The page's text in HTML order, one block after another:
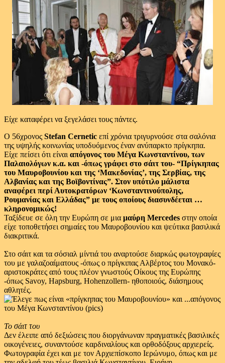
Είχε καταφέρει να ξεγελάσει τους πάντες.
Ο 56χρονος Stefan Cernetic επί χρόνια τριγυρνούσε στα σαλόνια
της υψηλής κοινωνίας υποδυόμενος έναν ανύπαρκτο πρίγκηπα.
Είχε πείσει ότι είναι απόγονος του Μέγα Κωνσταντίνου, των
Παλαιολόγων κ.α. και -όπως γράφει στο σάιτ του- “Πρίγκηπας
του Μαυροβουνίου και της ‘Μακεδονίας’, της Σερβίας, της
Αλβανίας και της Βοϊβοντίνας”. Στον υπότιλο μάλιστα
αναφέρει περί Αυτοκρατόρων ‘Κωνσταντινούπολης,
Ρουμανίας και Ελλάδας” με τους οποίους διασυνδέεται …
κληρονομικώς!
Ταξίδευε σε όλη την Ευρώπη σε μια μαύρη Mercedes στην οποία
είχε τοποθετήσει σημαίες του Μαυροβουνίου και ψεύτικα βασιλικά
διακριτικά.
Στο σάιτ και τα σόσιαλ μίντιά του αναρτούσε διαρκώς φωτογραφίες
του με γαλαζοαίματους -όπως ο πρίγκιπας Αλβέρτος του Μονακό-
αριστοκράτες από τους πλέον γνωστούς Οίκους της Ευρώπης
-όπως Savoy, Hapsburg, Hohenzollern- ηθοποιούς, διάσημους
αθλητές.
Το σάιτ του
Δεν έλειπε από δεξιώσεις που διοργάνωναν πραγματικές βασιλικές
οικογένειες, συναντούσε καρδιναλίους και ορθοδόξους αρχιερείς.
Φωτογραφία έχει και με τον Αρχιεπίσκοπο Ιερώνυμο, όπως και με